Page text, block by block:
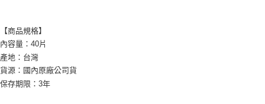
【商品規格】
內容量：40片
產地：台灣
貨源：國內原廠公司貨
保存期限：3年